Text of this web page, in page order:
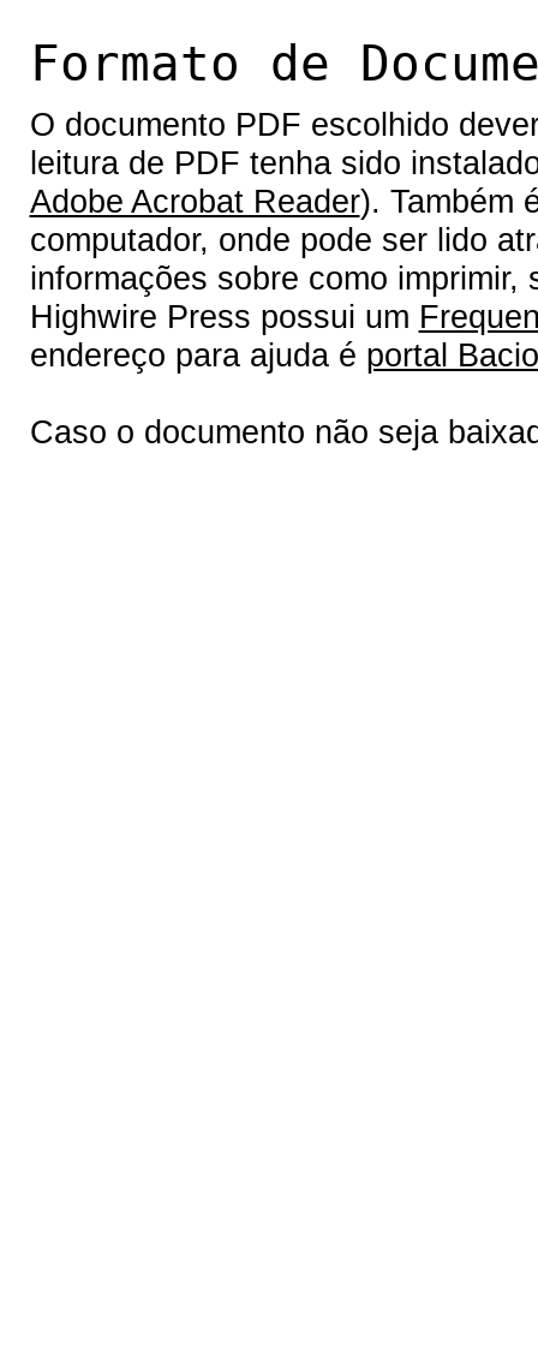
Formato de
O documento PDF escolhido
leitura de PDF tenha sido
Adobe Acrobat Reader). Também
computador, onde pode ser lido
informações sobre como
Highwire Press possui um
endereço para ajuda é portal
Caso o documento não seja